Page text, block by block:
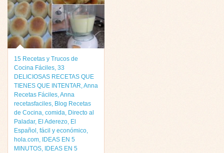
15 Recetas y Trucos de
Cocina Fáciles 33
DELICIOSAS RECETAS QUE
TIENES QUE INTENTAR Anna
Recetas Fáciles Anna
recetasfaciles Blog Recetas
de Cocina comida Directo al
Paladar, El Aderezo El
Español fácil y económico
hola.com IDEAS EN 5
MINUTOS IDEAS EN 5